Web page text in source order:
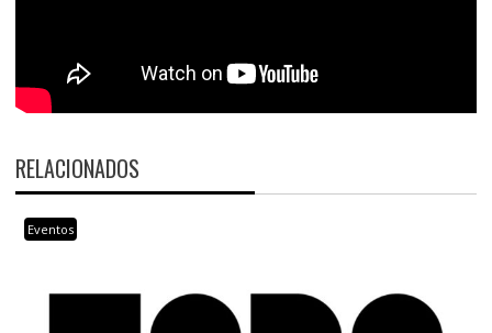
RELACIONADOS
Eventos